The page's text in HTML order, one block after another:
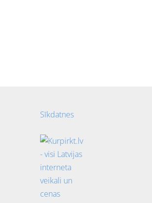
Sīkdatnes